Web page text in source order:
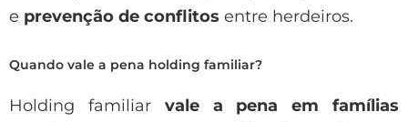
e prevenção de conflitos entre herdeiros.
Quando vale a pena holding familiar?
Holding familiarvale a pena em famílias